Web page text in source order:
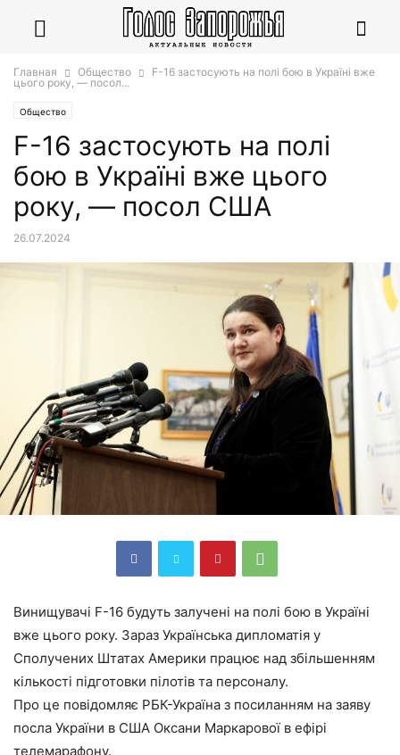
Главная Общество
F-16 застосують на полі бою в Україні вже
цього року, — посол...
Общество
F-16 застосують на полі
бою в Україні вже цього
року, — посол США
26.07.2024
Винищувачі F-16 будуть залучені на полі бою в Україні
вже цього року. Зараз Українська дипломатія у
Сполучених Штатах Америки працює над збільшенням
кількості підготовки пілотів та персоналу.
Про це повідомляє РБК-Україна з посиланням на заяву
посла України в США Оксани Маркарової в ефірі
телемарафону.